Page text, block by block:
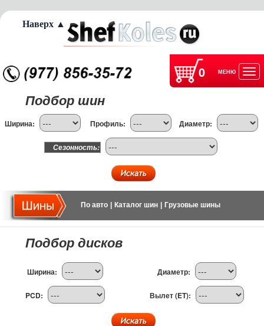
0 МЕНЮ
Подбор шин
Ширина: Профиль: Диаметр:
Сезонность:
По авто Каталог шин Грузовые шины
Подбор дисков
Ширина: Диаметр:
PCD: Вылет (ET):
Наверх ▲